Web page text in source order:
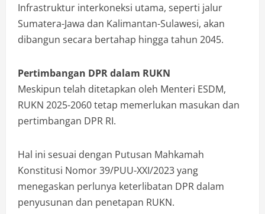
Infrastruktur interkoneksi utama, seperti jalur
Sumatera-Jawa dan Kalimantan-Sulawesi, akan
dibangun secara bertahap hingga tahun 2045.
Pertimbangan DPR dalam RUKN
Meskipun telah ditetapkan oleh Menteri ESDM,
RUKN 2025-2060 tetap memerlukan masukan dan
pertimbangan DPR RI.
Hal ini sesuai dengan Putusan Mahkamah
Konstitusi Nomor 39/PUU-XXI/2023 yang
menegaskan perlunya keterlibatan DPR dalam
penyusunan dan penetapan RUKN.